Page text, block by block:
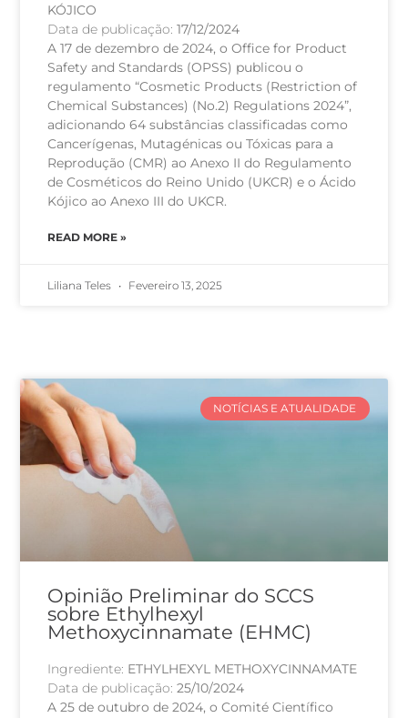
KÓJICO
Data de publicação:17/12/2024
A 17 de dezembro de 2024, o Office for Product
Safety and Standards (OPSS) publicou o
regulamento “Cosmetic Products (Restriction of
Chemical Substances) (No.2) Regulations 2024”,
adicionando 64 substâncias classificadas como
Cancerígenas, Mutagénicas ou Tóxicas para a
Reprodução (CMR) ao Anexo II do Regulamento
de Cosméticos do Reino Unido (UKCR) e o Ácido
Kójico ao Anexo III do UKCR.
READ MORE »
Liliana Teles Fevereiro 13, 2025
NOTÍCIAS E ATUALIDADE
Opinião Preliminar do SCCS
sobre Ethylhexyl
Methoxycinnamate (EHMC)
Ingrediente: ETHYLHEXYL METHOXYCINNAMATE
Data de publicação:25/10/2024
A 25 de outubro de 2024, o Comité Científico